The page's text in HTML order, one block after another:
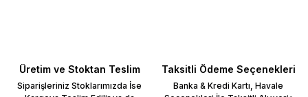
Üretim ve Stoktan Teslim
Siparişleriniz Stoklarımızda İse
Taksitli Ödeme Seçenekleri
Banka & Kredi Kartı, Havale